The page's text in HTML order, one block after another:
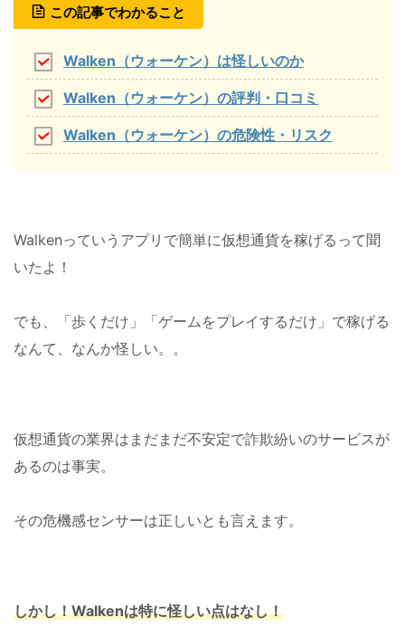
この記事でわかること
Walken（ウォーケン）は怪しいのか
Walken（ウォーケン）の評判・口コミ
Walken（ウォーケン）の危険性・リスク
Walkenっていうアプリで簡単に仮想通貨を稼げるって聞
いたよ！
でも、「歩くだけ」「ゲームをプレイするだけ」で稼げる
なんて、なんか怪しい。。
仮想通貨の業界はまだまだ不安定で詐欺紛いのサービスが
あるのは事実。
その危機感センサーは正しいとも言えます。
しかし！Walkenは特に怪しい点はなし！